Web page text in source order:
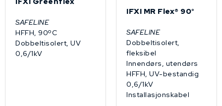
SAFELINE
HFFH, 90ºC
Dobbeltisolert, UV
0,6/1kV
IFXI MR Flex® 90°
SAFELINE
Dobbeltisolert,
fleksibel
Innendørs, utendørs
HFFH, UV-bestandig
0,6/1kV
Installasjonskabel